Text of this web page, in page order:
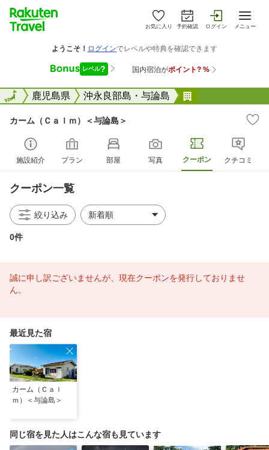
お気に入り 予約確認 ログイン メニュー
全国鹿児島県 沖永良部島・与論島
全国
カーム（Ｃａｌｍ）＜与論島＞
施設紹介 プラン 部屋 写真 クーポン クチコミ
クーポン一覧
絞り込み
0件
誠に申し訳ございませんが、現在クーポンを発行しておりませ
ん。
最近見た宿
カーム（Ｃａｌ
ｍ）＜与論島＞
同じ宿を見た人はこんな宿も見ています